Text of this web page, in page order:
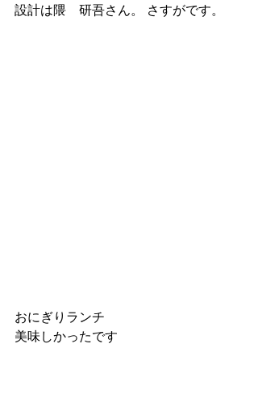
設計は隈　研吾さん。 さすがです。
おにぎりランチ
美味しかったです